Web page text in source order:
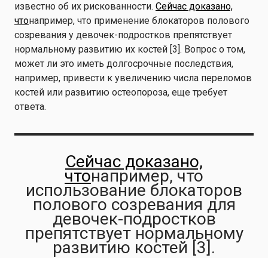
известно об их рискованности. Сейчас доказано,
чтонапример, что применение блокаторов полового
созревания у девочек-подростков препятствует
нормальному развитию их костей [3]. Вопрос о том,
может ли это иметь долгосрочные последствия,
например, привести к увеличению числа переломов
костей или развитию остеопороза, еще требует
ответа.
Сейчас доказано,
чтонапример, что
использование блокаторов
полового созревания для
девочек-подростков
препятствует нормальному
развитию костей [3].